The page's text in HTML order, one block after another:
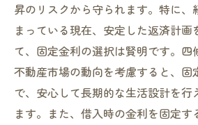
昇のリスクから守られます。特に、
まっている現在、安定した返済計画
て、固定金利の選択は賢明です。四
不動産市場の動向を考慮すると、固
で、安心して長期的な生活設計を行
ます。また、借入時の金利を固定す